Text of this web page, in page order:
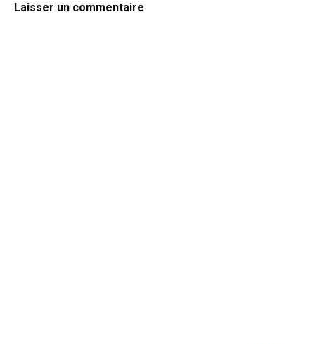
Laisser un commentaire